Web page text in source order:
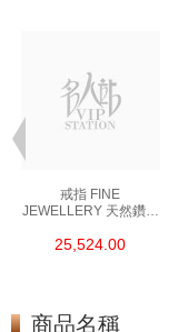
戒指 FINE
JEWELLERY 天然鑽飾
ROUND 0.5 G IF VG
25,524.00
商品名稱